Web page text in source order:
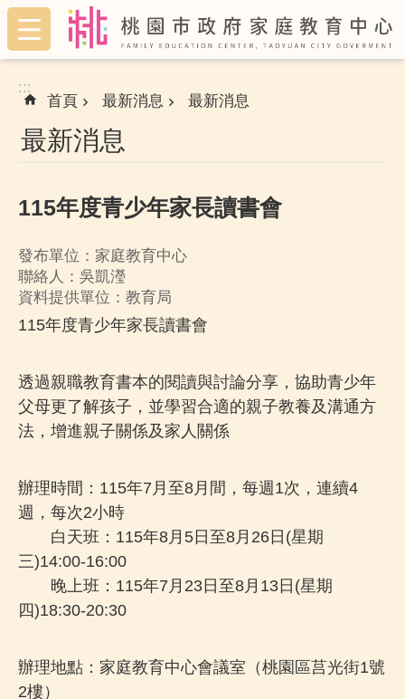
跳到主要內容區塊
:::
:::
首頁 最新消息 最新消息
最新消息
115年度青少年家長讀書會
發布單位：家庭教育中心
聯絡人：吳凱瀅
資料提供單位：教育局
115年度青少年家長讀書會
透過親職教育書本的閱讀與討論分享，協助青少年
父母更了解孩子，並學習合適的親子教養及溝通方
法，增進親子關係及家人關係
辦理時間：115年7月至8月間，每週1次，連續4
週，每次2小時
白天班：115年8月5日至8月26日(星期
三)14:00-16:00
晚上班：115年7月23日至8月13日(星期
四)18:30-20:30
辦理地點：家庭教育中心會議室（桃園區莒光街1號
2樓）